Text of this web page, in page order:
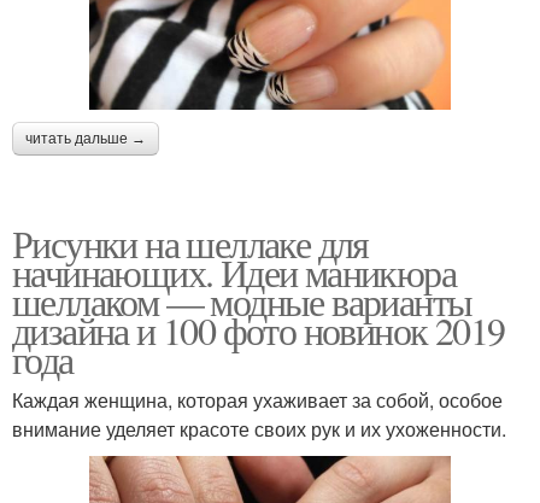
читать дальше →
Рисунки на шеллаке для
начинающих. Идеи маникюра
шеллаком — модные варианты
дизайна и 100 фото новинок 2019
года
Каждая женщина, которая ухаживает за собой, особое
внимание уделяет красоте своих рук и их ухоженности.